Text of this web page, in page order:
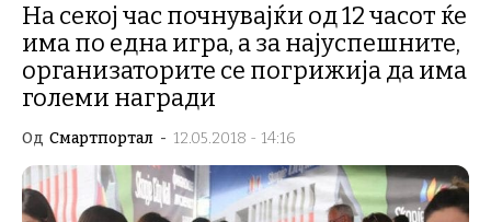
На секој час почнувајќи од 12 часот ќе
има по една игра, а за најуспешните,
организаторите се погрижија да има
големи награди
Од Смартпортал - 12.05.2018 - 14:16